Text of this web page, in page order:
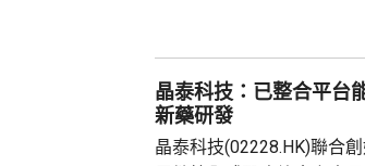
晶泰科技：已整合平台
新藥研發
晶泰科技(02228.HK)聯合